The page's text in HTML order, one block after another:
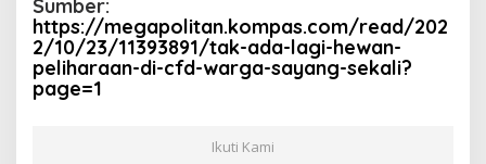
Sumber:
https://megapolitan.kompas.com/read/202
2/10/23/11393891/tak-ada-lagi-hewan-
peliharaan-di-cfd-warga-sayang-sekali?
page=1
Ikuti Kami